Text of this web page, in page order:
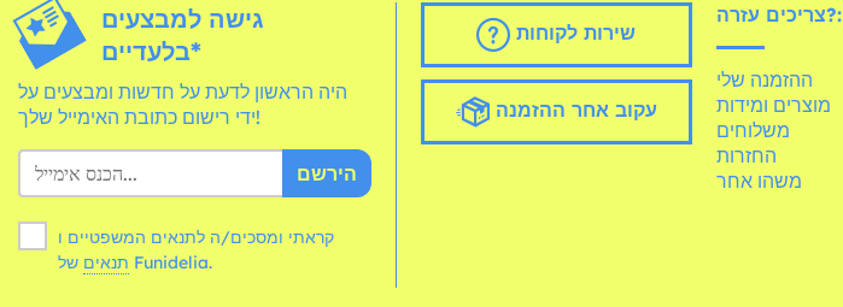
גישה למבצעים
בלעדיים*
היה הראשון לדעת על חדשות ומבצעים על
ידי רישום כתובת האימייל שלך!
הירשם
קראתי ומסכים/ה לתנאים המשפטיים ו
תנאים של Funidelia.
שירות לקוחות
עקוב אחר ההזמנה
צריכים עזרה?:
ההזמנה שלי
מוצרים ומידות
משלוחים
החזרות
משהו אחר